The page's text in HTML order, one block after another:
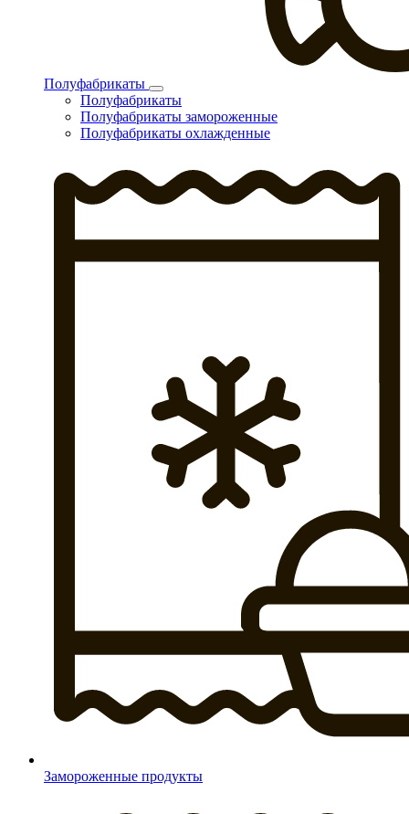
Полуфабрикаты
Полуфабрикаты
Полуфабрикаты замороженные
Полуфабрикаты охлажденные
Замороженные продукты